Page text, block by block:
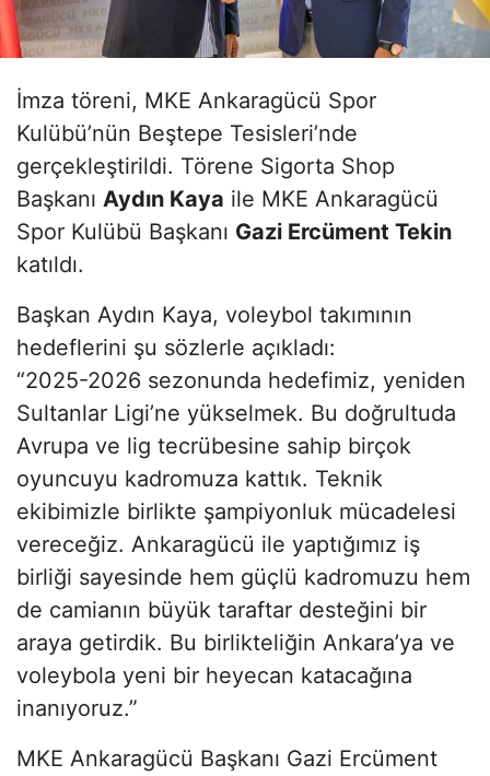
İmza töreni, MKE Ankaragücü Spor
Kulübü’nün Beştepe Tesisleri’nde
gerçekleştirildi. Törene Sigorta Shop
Başkanı Aydın Kaya ile MKE Ankaragücü
Spor Kulübü Başkanı Gazi Ercüment Tekin
katıldı.
Başkan Aydın Kaya, voleybol takımının
hedeflerini şu sözlerle açıkladı:
“2025-2026 sezonunda hedefimiz, yeniden
Sultanlar Ligi’ne yükselmek. Bu doğrultuda
Avrupa ve lig tecrübesine sahip birçok
oyuncuyu kadromuza kattık. Teknik
ekibimizle birlikte şampiyonluk mücadelesi
vereceğiz. Ankaragücü ile yaptığımız iş
birliği sayesinde hem güçlü kadromuzu hem
de camianın büyük taraftar desteğini bir
araya getirdik. Bu birlikteliğin Ankara’ya ve
voleybola yeni bir heyecan katacağına
inanıyoruz.”
MKE Ankaragücü Başkanı Gazi Ercüment